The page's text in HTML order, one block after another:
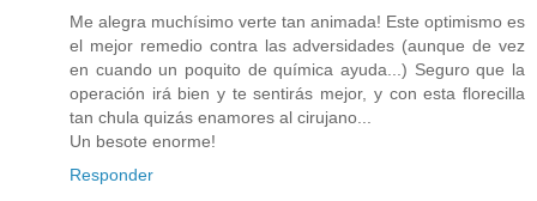
Me alegra muchísimo verte tan animada! Este optimismo es
el mejor remedio contra las adversidades (aunque de vez
en cuando un poquito de química ayuda...) Seguro que la
operación irá bien y te sentirás mejor, y con esta florecilla
tan chula quizás enamores al cirujano...
Un besote enorme!
Responder